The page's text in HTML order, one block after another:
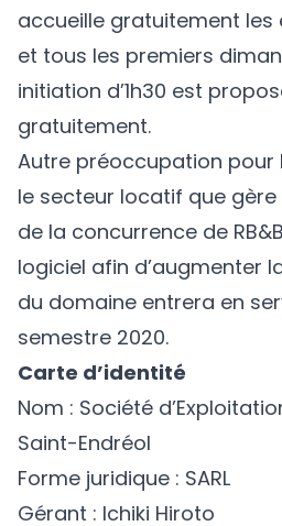
accueille gratuitement les
et tous les premiers
initiation d’1h30 est
gratuitement.
Autre préoccupation pour
le secteur locatif que
de la concurrence de
logiciel afin d’augmenter
du domaine entrera en
semestre 2020.
Carte d’identité
Nom : Société
Saint-Endréol
Forme juridique : SARL
Gérant : Ichiki Hiroto